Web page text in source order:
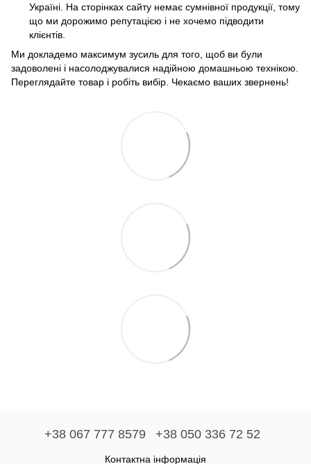
Україні. На сторінках сайту немає сумнівної продукції, тому
що ми дорожимо репутацією і не хочемо підводити
клієнтів.
Ми докладемо максимум зусиль для того, щоб ви були
задоволені і насолоджувалися надійною домашньою технікою.
Переглядайте товар і робіть вибір. Чекаємо ваших звернень!
+38 067 777 8579 +38 050 336 72 52
Контактна інформація